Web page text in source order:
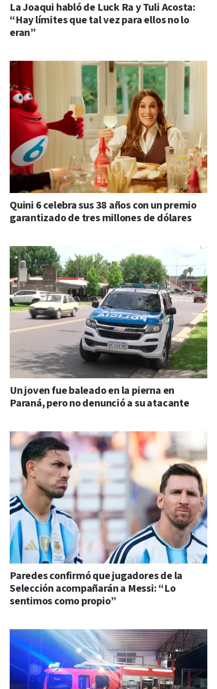
La Joaqui habló de Luck Ra y Tuli Acosta:
“Hay límites que tal vez para ellos no lo
eran”
Quini 6 celebra sus 38 años con un premio
garantizado de tres millones de dólares
Un joven fue baleado en la pierna en
Paraná, pero no denunció a su atacante
Paredes confirmó que jugadores de la
Selección acompañarán a Messi: “Lo
sentimos como propio”